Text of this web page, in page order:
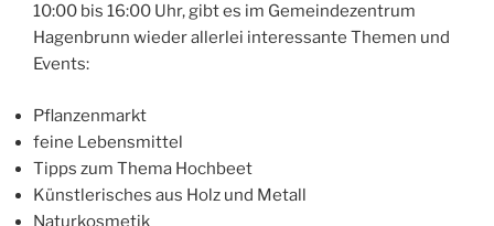
10:00 bis 16:00 Uhr, gibt es im Gemeindezentrum
Hagenbrunn wieder allerlei interessante Themen und
Events:
Pflanzenmarkt
feine Lebensmittel
Tipps zum Thema Hochbeet
Künstlerisches aus Holz und Metall
Naturkosmetik